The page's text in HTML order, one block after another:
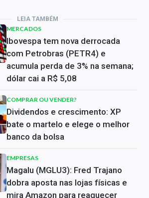
LEIA TAMBÉM
MERCADOS
Ibovespa tem nova derrocada
com Petrobras (PETR4) e
acumula perda de 3% na semana;
dólar cai a R$ 5,08
COMPRAR OU VENDER?
Dividendos e crescimento: XP
bate o martelo e elege o melhor
banco da bolsa
EMPRESAS
Magalu (MGLU3): Fred Trajano
dobra aposta nas lojas físicas e
mira Amazon para reaquecer